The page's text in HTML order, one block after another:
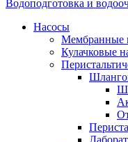
Водоподготовка и
Насосы
Мембранные
Кулачковые